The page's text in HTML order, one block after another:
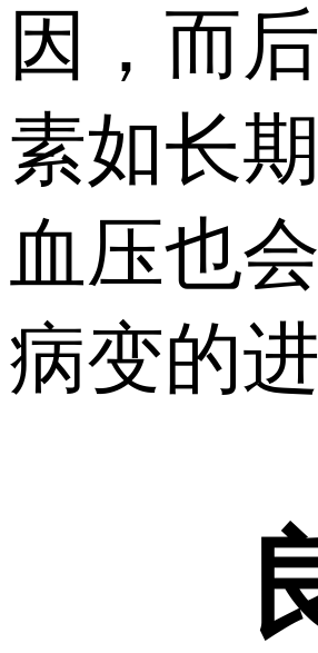
因，而
素如长
血压也
病变的进
良